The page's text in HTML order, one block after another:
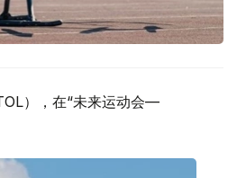
），在“未来运动会—